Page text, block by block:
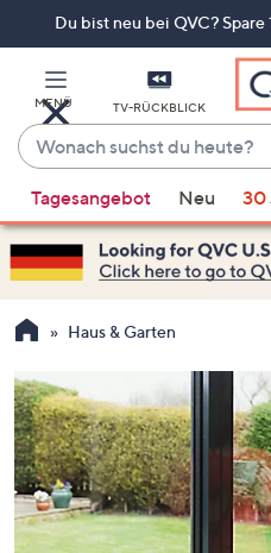
Du bist neu bei QVC?
MENÜ TV-RÜCKBLICK
Wonach
suchst
du
heute?
Vorschläge
verfügbar
sind,
verwenden
Sie
Pfeiltasten
nach
oben
und
nach
unten
Tagesangebot Neu 30
Haus & Garten